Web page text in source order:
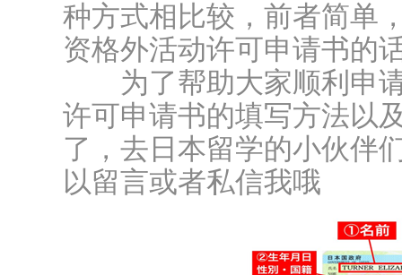
种方式相比较，前者简单
资格外活动许可申请书的
为了帮助大家顺利申请
许可申请书的填写方法以
了，去日本留学的小伙伴
以留言或者私信我哦